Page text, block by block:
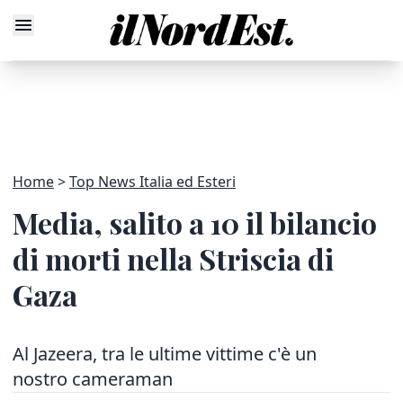
Home Top News Italia ed Esteri
Media, salito a 10 il bilancio
di morti nella Striscia di
Gaza
Al Jazeera, tra le ultime vittime c'è un
nostro cameraman